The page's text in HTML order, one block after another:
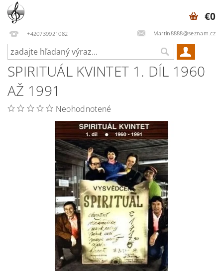
+420739921082 Martin8888@seznam.cz
€0
SPIRITUÁL KVINTET 1. DÍL 1960
AŽ 1991
Neohodnotené